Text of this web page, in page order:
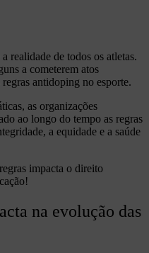
realidade de todos os atletas.
a cometerem atos
antidoping no esporte.
as organizações
ao longo do tempo as regras
a equidade e a saúde
impacta o direito
na evolução das